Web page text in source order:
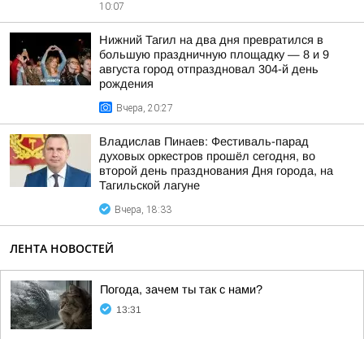
10:07
Нижний Тагил на два дня превратился в
большую праздничную площадку — 8 и 9
августа город отпраздновал 304-й день
рождения
Вчера, 20:27
Владислав Пинаев: Фестиваль-парад
духовых оркестров прошёл сегодня, во
второй день празднования Дня города, на
Тагильской лагуне
Вчера, 18:33
ЛЕНТА НОВОСТЕЙ
Погода, зачем ты так с нами?
13:31